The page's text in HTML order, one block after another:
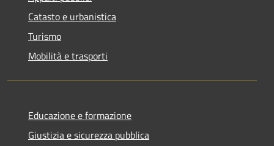
Catasto e urbanistica
Turismo
Mobilità e trasporti
Educazione e formazione
Giustizia e sicurezza pubblica